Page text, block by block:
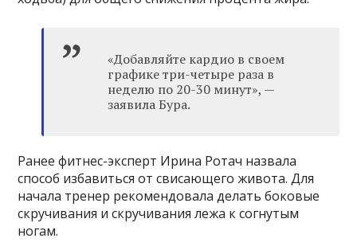
«Добавляйте кардио в своем
графике три-четыре раза в
неделю по 20-30 минут», —
заявила Бура.
Ранее фитнес-эксперт Ирина Ротач назвала
способ избавиться от свисающего живота. Для
начала тренер рекомендовала делать боковые
скручивания и скручивания лежа к согнутым
ногам.